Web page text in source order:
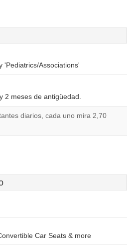
'Pediatrics/Associations'
2 meses de antigüedad.
diarios, cada uno mira 2,70
Car Seats & more